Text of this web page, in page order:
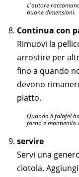
L'autore
buone dimensioni.
Continua con
Rimuovi la
arrostire per
fino a quando
devono
piatto.
Quando il falafel
forno e mantienilo
servire
Servi una
ciotola.